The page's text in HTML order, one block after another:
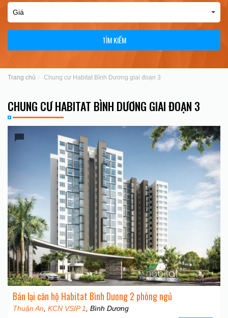
TÌM KIẾM
Trang chủ Chung cư Habitat Bình Dương giai đoạn 3
CHUNG CƯ HABITAT BÌNH DƯƠNG GIAI ĐOẠN 3
Bán lại căn hộ Habitat Bình Dương 2 phòng ngủ
Thuận An KCN VSIP 1
, Bình Dương